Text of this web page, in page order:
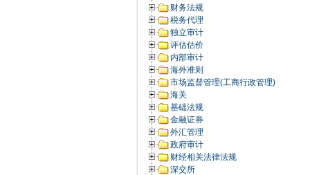
财务法规
税务代理
独立审计
评估估价
内部审计
海外准则
市场监督管理(工商行政管理)
海关
基础法规
金融证券
外汇管理
政府审计
财经相关法律法规
深交所